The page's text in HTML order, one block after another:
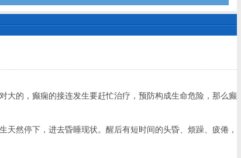
大的，癫痫的接连发生要赶忙治疗，预防构成生命危险，那么癫
然停下，进去昏睡现状。醒后有短时间的头昏、烦躁、疲倦，